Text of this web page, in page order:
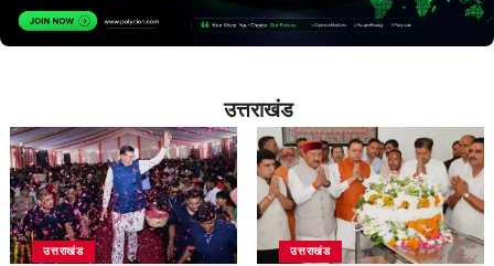
उत्तराखंड
उत्तराखंड उत्तराखंड